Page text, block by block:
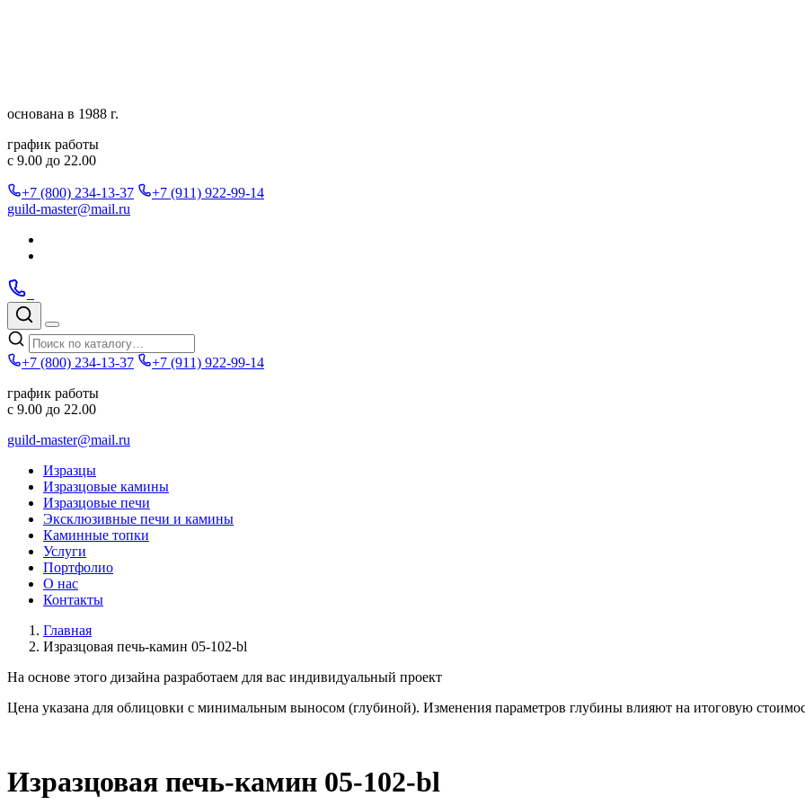
основана в 1988 г.
график работы
с 9.00 до 22.00
+7 (800) 234-13-37
+7 (911) 922-99-14
guild-master@mail.ru
Позвонить
Поиск
по
каталогу
Меню
+7 (800) 234-13-37
+7 (911) 922-99-14
график работы
с 9.00 до 22.00
guild-master@mail.ru
Изразцы
Изразцовые камины
Изразцовые печи
Эксклюзивные печи и камины
Каминные топки
Услуги
Портфолио
О нас
Контакты
Главная
Изразцовая печь-камин 05-102-bl
На основе этого дизайна разработаем для вас индивидуальный проект
Цена указана для облицовки с минимальным выносом (глубиной). Изменения параметров глубины влияют на итоговую
Изразцовая печь-камин 05-102-bl